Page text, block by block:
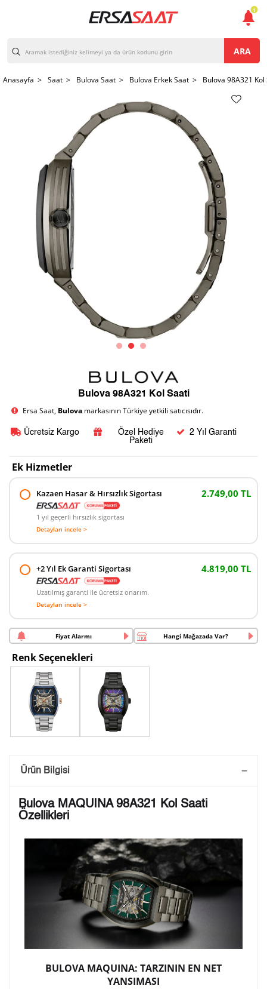
ARA
Anasayfa > Saat > Bulova Saat > Bulova Erkek Saat > Bulova 98A321 Kol
Bulova 98A321 Kol Saati
Ersa Saat, Bulova markasının Türkiye yetkili satıcısıdır.
Ücretsiz Kargo
Özel Hediye
Paketi
2 Yıl Garanti
Ek Hizmetler
Kazaen Hasar & Hırsızlık Sigortası 2.749,00 TL
1 yıl geçerli hırsızlık sigortası
Detayları incele >
+2 Yıl Ek Garanti Sigortası 4.819,00 TL
Uzatılmış garanti ile ücretsiz onarım.
Detayları incele >
Fiyat Alarmı Hangi Mağazada Var?
Renk Seçenekleri
Saatini Kişiselleştir
arka kapağına gravür tekniği ile formda belirtmiş
olduğunuz şekilde işlenecektir.
10/ 10
2. Satır
10/ 10
Lütfen font seçiniz
Ürün Bilgisi
Bulova MAQUINA 98A321 Kol Saati
Özellikleri
BULOVA MAQUINA: TARZININ EN NET
YANSIMASI
1